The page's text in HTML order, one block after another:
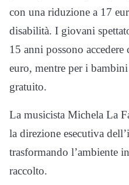
con una riduzione a 17
disabilità. I giovani
15 anni possono
euro, mentre per i
gratuito.
La musicista Michela La
la direzione esecutiva
trasformando l’ambiente
raccolto.